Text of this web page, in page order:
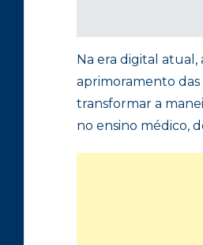
Na era digital
aprimoramento
transformar a
no ensino médico,